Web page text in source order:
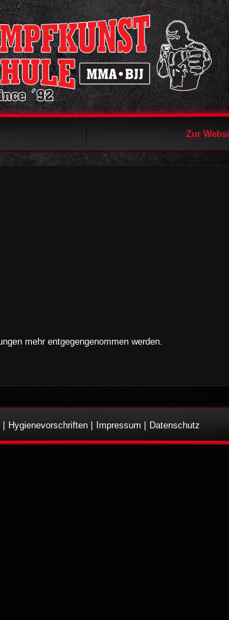
Zur
mehr entgegengenommen werden.
Hygienevorschriften Impressum Datenschutz